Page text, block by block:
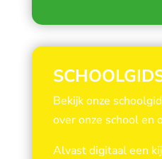
Bekijk onze
over onze school en
Alvast digitaal een